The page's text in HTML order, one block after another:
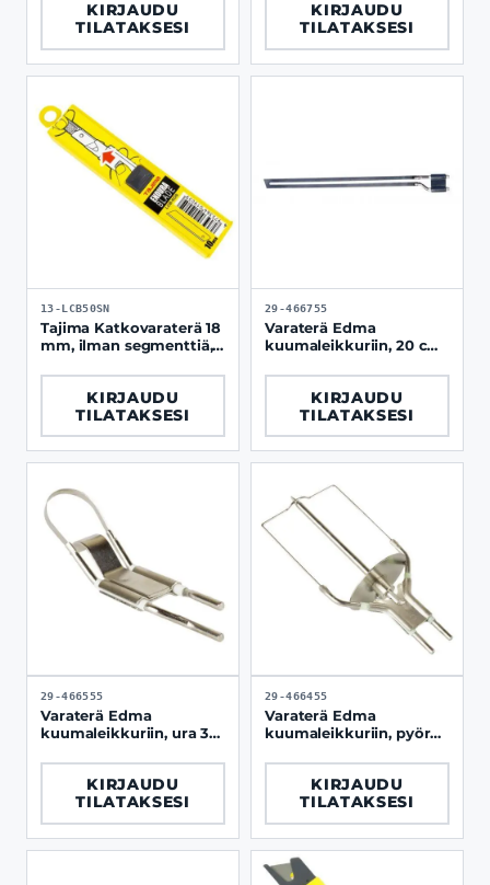
KIRJAUDU
TILATAKSESI
KIRJAUDU
TILATAKSESI
13-LCB50SN
Tajima Katkovaraterä 18
mm, ilman segmenttiä,
KIRJAUDU
TILATAKSESI
29-466755
Varaterä Edma
kuumaleikkuriin, 20 cm
KIRJAUDU
TILATAKSESI
29-466555
Varaterä Edma
kuumaleikkuriin, ura 30
KIRJAUDU
TILATAKSESI
29-466455
Varaterä Edma
kuumaleikkuriin, pyöreä
KIRJAUDU
TILATAKSESI